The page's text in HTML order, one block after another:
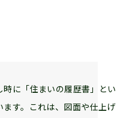
に「住まいの履歴書」とい
す。これは、図面や仕上げ